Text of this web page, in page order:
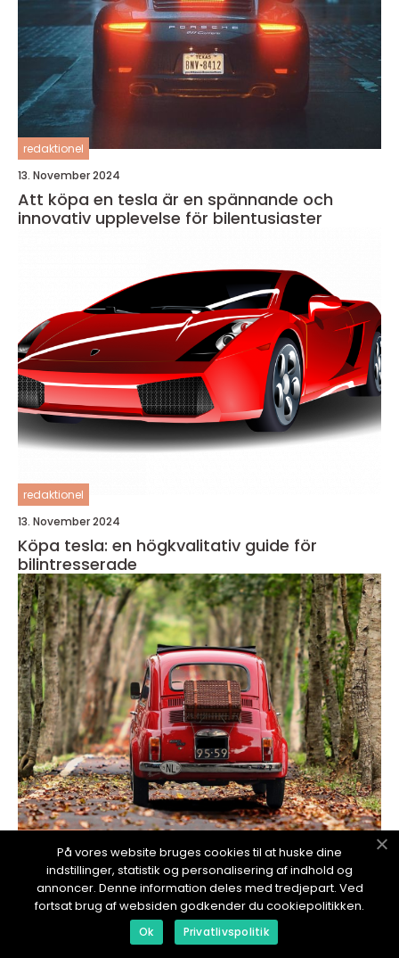
redaktionel
13. November 2024
Att köpa en tesla är en spännande och
innovativ upplevelse för bilentusiaster
redaktionel
13. November 2024
Köpa tesla: en högkvalitativ guide för
bilintresserade
13. November 2024
Att köpa en tesla är något som allt fler
bilentusiaster funderar på
På vores website bruges cookies til at huske dine
indstillinger, statistik og personalisering af indhold og
annoncer. Denne information deles med tredjepart. Ved
fortsat brug af websiden godkender du cookiepolitikken.
Ok Privatlivspolitik